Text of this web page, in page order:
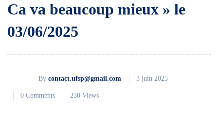
Ca va beaucoup mieux » le
03/06/2025
By contact.ufsp@gmail.com 3 juin 2025
0 Comments 230 Views